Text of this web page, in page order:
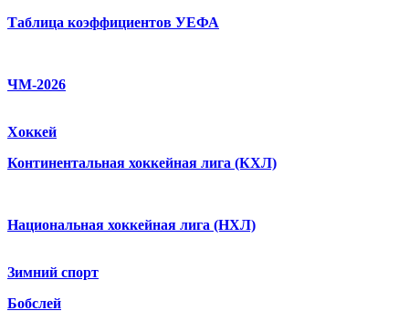
Таблица коэффициентов УЕФА
ЧМ-2026
Хоккей
Континентальная хоккейная лига (КХЛ)
Национальная хоккейная лига (НХЛ)
Зимний спорт
Бобслей